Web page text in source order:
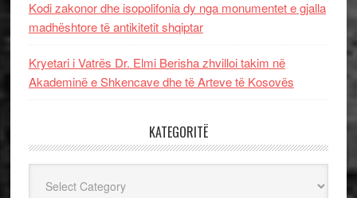
Kodi zakonor dhe isopolifonia dy nga monumentet e gjalla
madhështore të antikitetit shqiptar
Kryetari i Vatrës Dr. Elmi Berisha zhvilloi takim në
Akademinë e Shkencave dhe të Arteve të Kosovës
KATEGORITË